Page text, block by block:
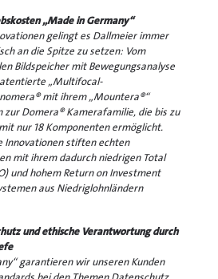
„Made in Germany“
gelingt es Dallmeier immer
an die Spitze zu setzen: Vom
Bildspeicher mit Bewegungsanalyse
„Multifocal-
mit ihrem „Mountera®“
Domera® Kamerafamilie, die bis zu
nur 18 Komponenten ermöglicht.
Innovationen stiften echten
mit ihrem dadurch niedrigen Total
und hohem Return on Investment
aus Niedriglohnländern
und ethische Verantwortung durch
garantieren wir unseren Kunden